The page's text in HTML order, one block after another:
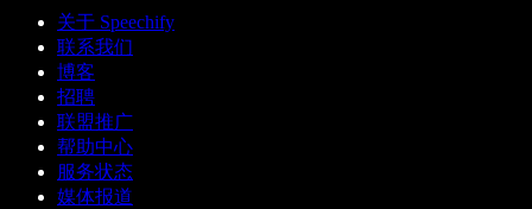
关于 Speechify
联系我们
博客
招聘
联盟推广
帮助中心
服务状态
媒体报道